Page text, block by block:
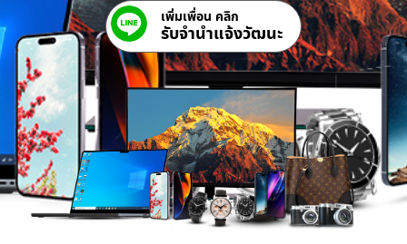
เพิ่มเพื่อน คลิก
รับจํานําแจ้งวัฒนะ